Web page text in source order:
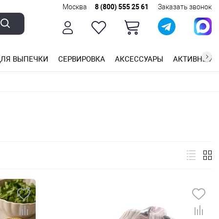
Москва 8 (800) 555 25 61 Заказать звонок
ВЫПЕЧКИ СЕРВИРОВКА АКСЕССУАРЫ АКТИВНЫЙ